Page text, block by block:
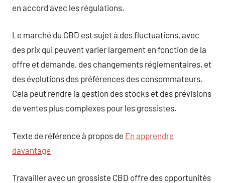
en accord avec les régulations.
Le marché du CBD est sujet à des fluctuations, avec
des prix qui peuvent varier largement en fonction de la
offre et demande, des changements réglementaires, et
des évolutions des préférences des consommateurs.
Cela peut rendre la gestion des stocks et des prévisions
de ventes plus complexes pour les grossistes.
Texte de référence à propos de En apprendre
davantage
Travailler avec un grossiste CBD offre des opportunités